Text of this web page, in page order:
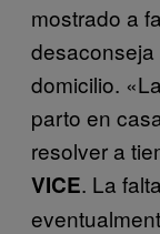
mostrado a
domicilio.
parto en
resolver a
VICE. La